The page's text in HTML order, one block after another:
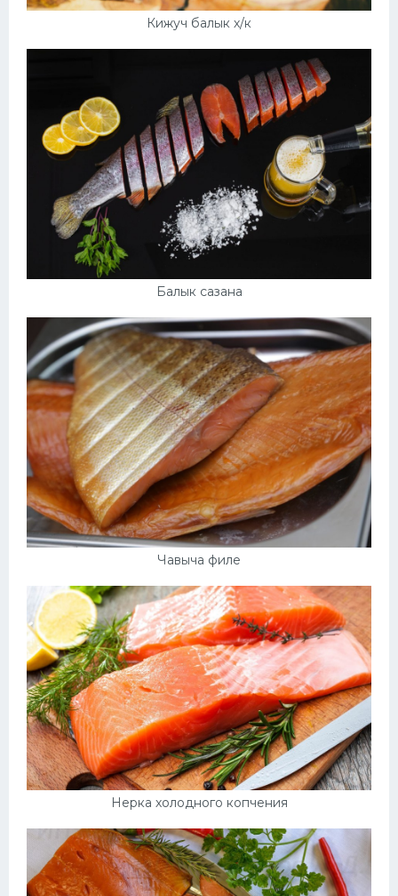
Кижуч балык х/к
Балык сазана
Чавыча филе
Нерка холодного копчения